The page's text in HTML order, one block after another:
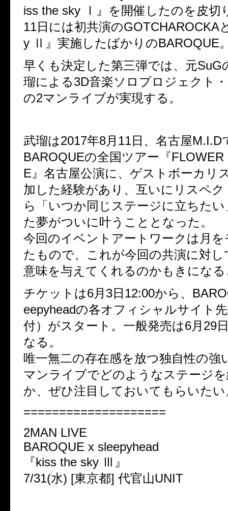
iss the sky Ⅰ』を開催したのを皮切
11日には初共演のGOTCHAROCKA
y Ⅱ』実施したばかりのBAROQUE
早くも決定した第三弾では、元SuG
瑠による3D音楽ソロプロジェクト
の2マンライブが実現する。
武瑠は2017年8月11日、名古屋M.I.D
BAROQUEの全国ツアー『
E』名古屋公演に、ゲストボーカリ
加した経験があり、互いにリスペ
ら「いつか同じステージに立ちた
た夢がついに叶うこととなった。
今回のイベントアートワークは月
たもので、これが今回の共演に対
意味を与えてくれるのかもきにな
チケットは6月3日12:00から、
eepyheadの各オフィシャルサイト
付）がスタート。一般発売は6月29
なる。
唯一無二の存在感を放つ独自性の強
マンライブでどのようなステージ
か、ぜひ注目しておいてもらいたい
====================
2MAN LIVE
BAROQUE x sleepyhead
『kiss the sky Ⅲ』
7/31(水) [東京都] 代官山UNIT